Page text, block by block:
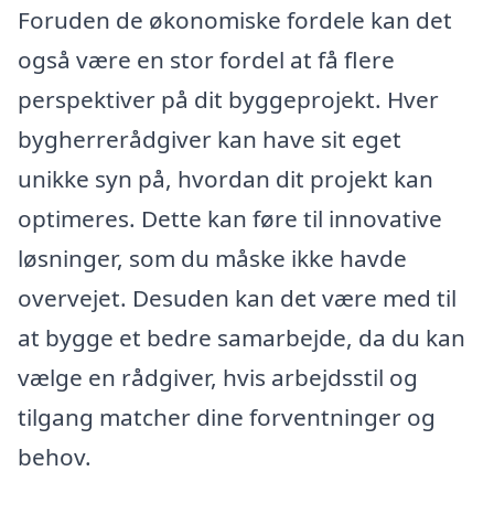
Foruden de økonomiske fordele kan det
også være en stor fordel at få flere
perspektiver på dit byggeprojekt. Hver
bygherrerådgiver kan have sit eget
unikke syn på, hvordan dit projekt kan
optimeres. Dette kan føre til innovative
løsninger, som du måske ikke havde
overvejet. Desuden kan det være med til
at bygge et bedre samarbejde, da du kan
vælge en rådgiver, hvis arbejdsstil og
tilgang matcher dine forventninger og
behov.